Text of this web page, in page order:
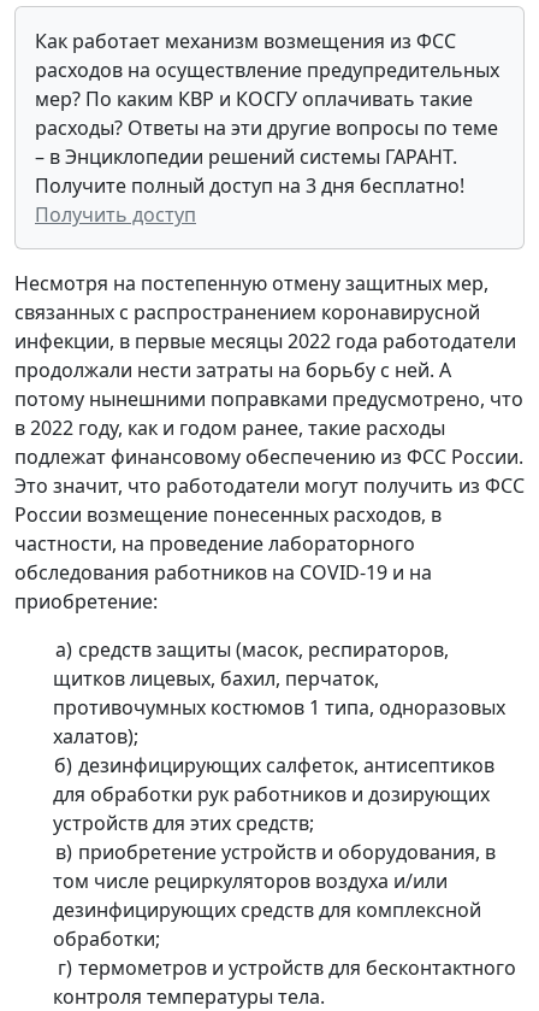
Как работает механизм возмещения из ФСС
расходов на осуществление предупредительных
мер? По каким КВР и КОСГУ оплачивать такие
расходы? Ответы на эти другие вопросы по теме
– в Энциклопедии решений системы ГАРАНТ.
Получите полный доступ на 3 дня бесплатно!
Получить доступ
Несмотря на постепенную отмену защитных мер,
связанных с распространением коронавирусной
инфекции, в первые месяцы 2022 года работодатели
продолжали нести затраты на борьбу с ней. А
потому нынешними поправками предусмотрено, что
в 2022 году, как и годом ранее, такие расходы
подлежат финансовому обеспечению из ФСС России.
Это значит, что работодатели могут получить из ФСС
России возмещение понесенных расходов, в
частности, на проведение лабораторного
обследования работников на COVID-19 и на
приобретение:
средств защиты (масок, респираторов,
щитков лицевых, бахил, перчаток,
противочумных костюмов 1 типа, одноразовых
халатов);
дезинфицирующих салфеток, антисептиков
для обработки рук работников и дозирующих
устройств для этих средств;
приобретение устройств и оборудования, в
том числе рециркуляторов воздуха и/или
дезинфицирующих средств для комплексной
обработки;
термометров и устройств для бесконтактного
контроля температуры тела.